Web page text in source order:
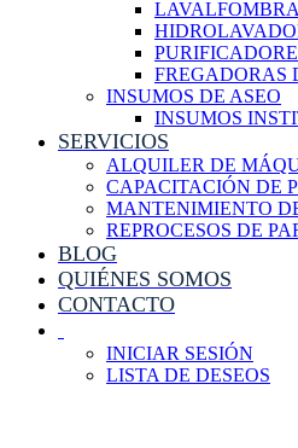
FREGADORAS
INSUMOS DE ASEO
INSUMOS
SERVICIOS
ALQUILER DE
CAPACITACIÓN DE
MANTENIMIENTO
REPROCESOS DE
BLOG
QUIÉNES SOMOS
CONTACTO
INICIAR SESIÓN
LISTA DE DESEOS